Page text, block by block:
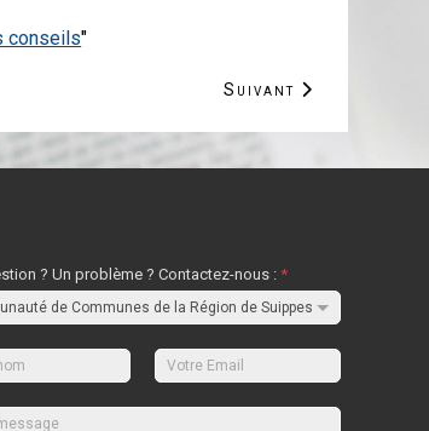
conseils"
Article suivant : Fête
Suivant
? Un problème ? Contactez-nous :*